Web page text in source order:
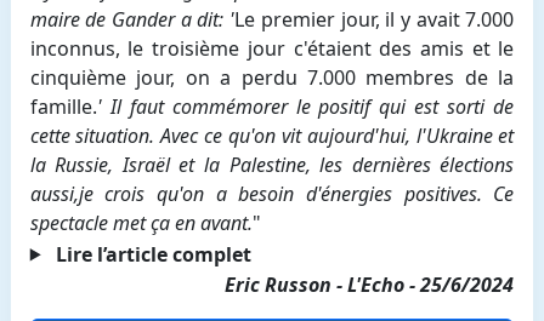
maire de Gander a dit: 'Le premier jour, il y avait 7.000
inconnus, le troisième jour c'étaient des amis et le
cinquième jour, on a perdu 7.000 membres de la
famille.' Il faut commémorer le positif qui est sorti de
cette situation. Avec ce qu'on vit aujourd'hui, l'Ukraine et
la Russie, Israël et la Palestine, les dernières élections
aussi,je crois qu'on a besoin d'énergies positives. Ce
spectacle met ça en avant."
Lire l’article complet
Eric Russon - L'Echo - 25/6/2024